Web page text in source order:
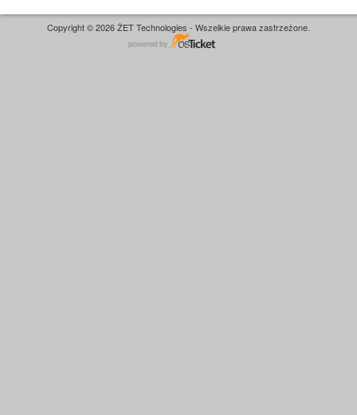
Copyright © 2026 ŻET Technologies - Wszelkie prawa zastrzeżone.